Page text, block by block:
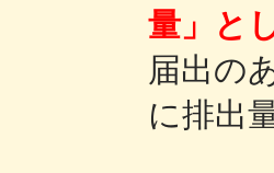
量」と
届出の
に排出